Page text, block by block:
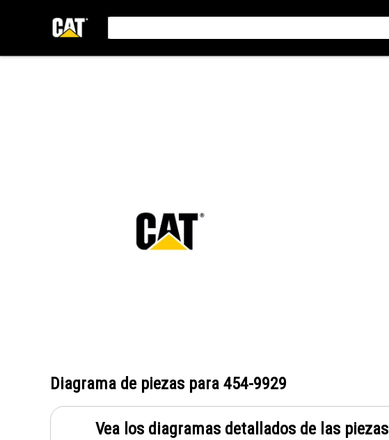
Diagrama de piezas para 454-9929
Vea los diagramas detallados de las piezas